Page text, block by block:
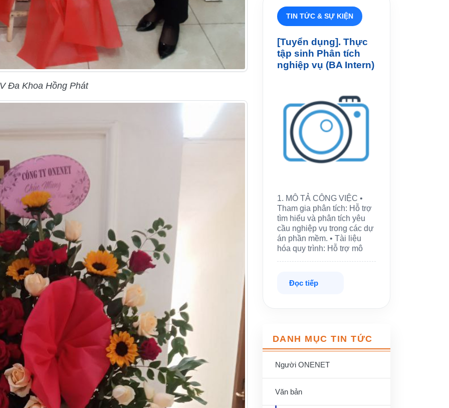
Đa Khoa Hồng Phát
TIN TỨC & SỰ KIỆN
[Tuyển dụng]. Thực
tập sinh Phân tích
nghiệp vụ (BA Intern)
1. MÔ TẢ CÔNG VIỆC •
Tham gia phân tích: Hỗ trợ
tìm hiểu và phân tích yêu
cầu nghiệp vụ trong các dự
án phần mềm. • Tài liệu
hóa quy trình: Hỗ trợ mô
Đọc tiếp
DANH MỤC TIN TỨC
Người ONENET
Văn bản